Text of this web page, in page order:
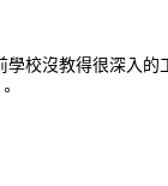
校沒教得很深入的